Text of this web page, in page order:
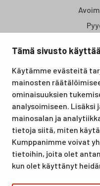
Tämä sivusto
Käytämme evästeitä
mainosten
ominaisuuksien
analysoimiseen. Lisäksi
mainosalan ja
tietoja siitä, miten
Kumppanimme voivat
tietoihin, joita olet
kun olet käyttänyt
koulutus- ja vapaa-ajan
lomille,
urheilutapahtumillekin.